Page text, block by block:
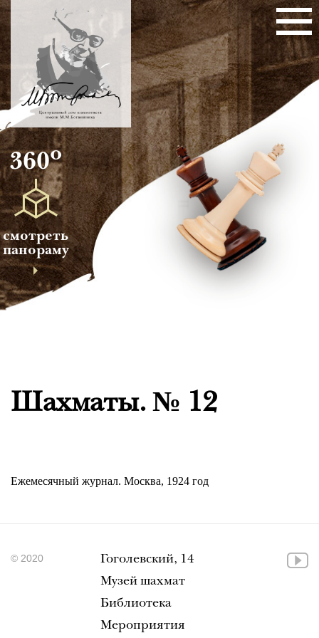
360о
смотреть
панораму
Шахматы. № 12
Ежемесячный журнал. Москва, 1924 год
© 2020
Гоголевский, 14
Музей шахмат
Библиотека
Мероприятия